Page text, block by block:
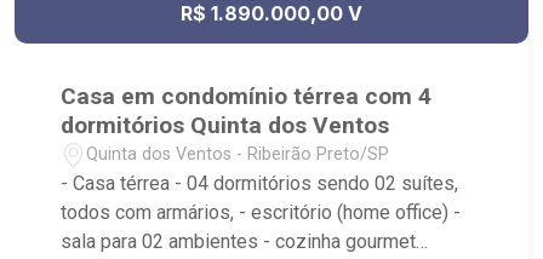
R$ 1.890.000,00 V
Casa em condomínio térrea com 4
dormitórios Quinta dos Ventos
Quinta dos Ventos - Ribeirão Preto/SP
- Casa térrea - 04 dormitórios sendo 02 suítes,
todos com armários, - escritório (home office) -
sala para 02 ambientes - cozinha gourmet